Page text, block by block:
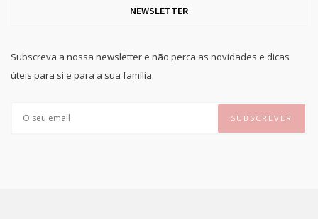
NEWSLETTER
Subscreva a nossa newsletter e não perca as novidades e dicas
úteis para si e para a sua família.